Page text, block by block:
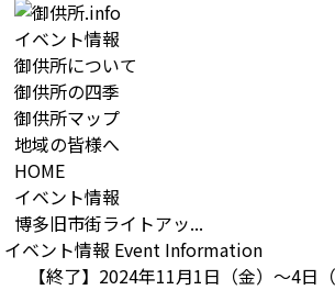
イベント情報
御供所について
御供所の四季
御供所マップ
地域の皆様へ
HOME
イベント情報
博多旧市街ライトアッ...
イベント情報 Event Information
【終了】2024年11月1日（金）〜4日（